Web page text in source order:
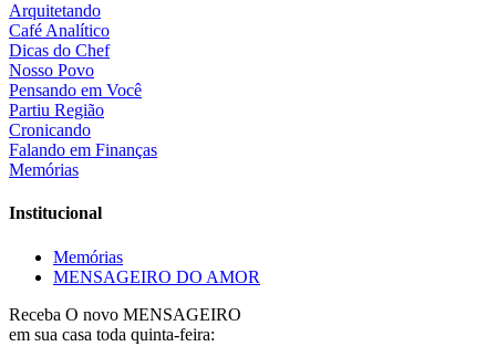
Arquitetando
Café Analítico
Dicas do Chef
Nosso Povo
Pensando em Você
Partiu Região
Cronicando
Falando em Finanças
Memórias
Institucional
Memórias
MENSAGEIRO DO AMOR
Receba O novo MENSAGEIRO
em sua casa toda quinta-feira: